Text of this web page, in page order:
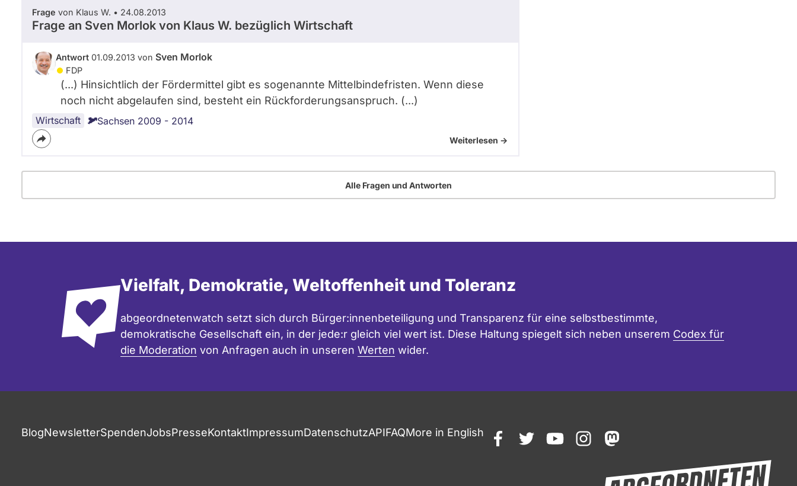
Frage von Klaus W. • 24.08.2013
Frage an Sven Morlok von Klaus W. bezüglich Wirtschaft
Antwort 01.09.2013 von Sven Morlok
FDP
(...) Hinsichtlich der Fördermittel gibt es sogenannte Mittelbindefristen. Wenn diese
noch nicht abgelaufen sind, besteht ein Rückforderungsanspruch. (...)
Wirtschaft Sachsen 2009 - 2014
Weiterlesen ->
Alle Fragen und Antworten
Vielfalt, Demokratie, Weltoffenheit und Toleranz
abgeordnetenwatch setzt sich durch Bürger:innenbeteiligung und Transparenz für eine selbstbestimmte,
demokratische Gesellschaft ein, in der jede:r gleich viel wert ist. Diese Haltung spiegelt sich neben unserem Codex für
die Moderation von Anfragen auch in unseren Werten wider.
BlogNewsletterSpendenJobsPresseKontaktImpressumDatenschutzAPIFAQMore in English
facebooktwitteryoutubeinstagrammastodon